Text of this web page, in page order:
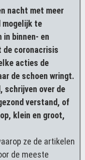
nacht met meer
mogelijk te
in binnen- en
de coronacrisis
acties de
de schoen wringt.
schrijven over de
verstand, of
klein en groot,
ze de artikelen
de meeste